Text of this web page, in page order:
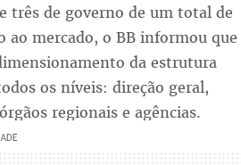
três de governo de um total de
ao mercado, o BB informou que
da estrutura
os níveis: direção geral,
regionais e agências.